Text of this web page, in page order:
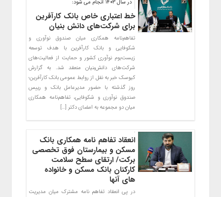
در سال ۱۴۰۳ انجام می شود:
خط اعتباری خاص بانک کارآفرین
برای شرکت‌های دانش بنیان
تفاهم‌نامه همکاری میان صندوق نوآوری و
شکوفایی و بانک کارآفرین با هدف توسعه
زیست‌بوم نوآوری کشور و حمایت از فعالیت‌های
شرکت‌های دانش‌بنیان منعقد شد. به گزارش
کیوسک خبر به نقل از روابط عمومی بانک کارآفرین؛
روز گذشته با حضور مدیرعامل بانک و رییس
صندوق نوآوری و شکوفایی، تفاهم‌نامه همکاری
میان دو مجموعه به امضای دکتر […]
انعقاد تفاهم نامه همکاری بانک
مسکن و بیمارستان فوق تخصصی
برکت/ ارتقای سطح سلامت
کارکنان بانک مسکن و خانواده
های آنها
در پی انعقاد تفاهم نامه مشترک میان مدیریت